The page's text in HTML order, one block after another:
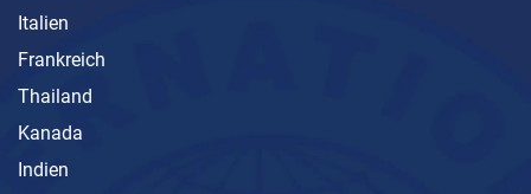
Italien
Frankreich
Thailand
Kanada
Indien